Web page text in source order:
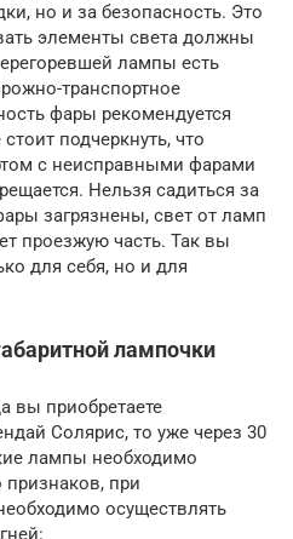
но и за безопасность. Это
элементы света должны
лампы есть
транспортное
фары рекомендуется
подчеркнуть, что
с неисправными фарами
Нельзя садиться за
загрязнены, свет от ламп
проезжую часть. Так вы
для себя, но и для
лампочки
вы приобретаете
Солярис, то уже через 30
лампы необходимо
признаков, при
осуществлять